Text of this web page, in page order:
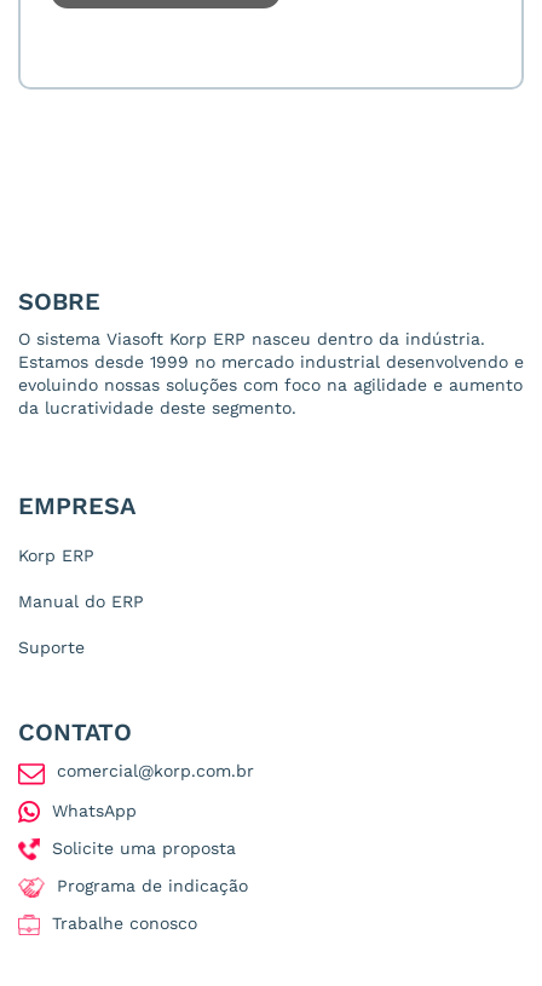
SOBRE
O sistema Viasoft Korp ERP nasceu dentro da indústria.
Estamos desde 1999 no mercado industrial desenvolvendo e
evoluindo nossas soluções com foco na agilidade e aumento
da lucratividade deste segmento.
EMPRESA
Korp ERP
Manual do ERP
Suporte
CONTATO
comercial@korp.com.br
WhatsApp
Solicite uma proposta
Programa de indicação
Trabalhe conosco